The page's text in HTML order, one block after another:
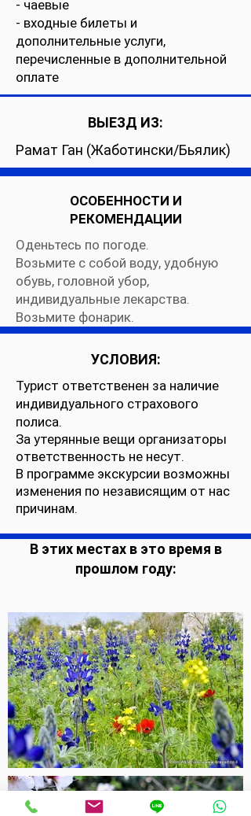
- чаевые
- входные билеты и
дополнительные услуги,
перечисленные в дополнительной
оплате
ВЫЕЗД ИЗ:
Рамат Ган (Жаботински/Бьялик)
ОСОБЕННОСТИ И
РЕКОМЕНДАЦИИ
Оденьтесь по погоде.
Возьмите с собой воду, удобную
обувь, головной убор,
индивидуальные лекарства.
Возьмите фонарик.
УСЛОВИЯ:
Турист ответственен за наличие
индивидуального страхового
полиса.
За утерянные вещи организаторы
ответственность не несут.
В программе экскурсии возможны
изменения по независящим от нас
причинам.
В этих местах в это время в
прошлом году: